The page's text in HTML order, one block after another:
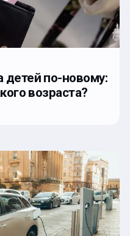
детей по-новому:
возраста?